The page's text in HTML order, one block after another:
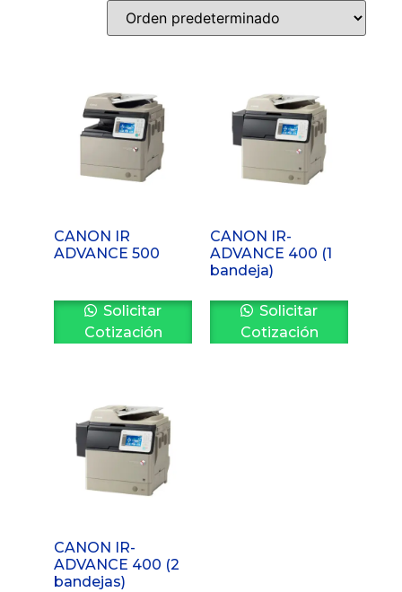
CANON IR
ADVANCE 500
Solicitar
Cotización
CANON IR-
ADVANCE 400 (1
bandeja)
Solicitar
Cotización
CANON IR-
ADVANCE 400 (2
bandejas)